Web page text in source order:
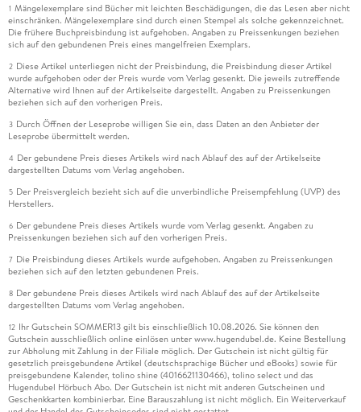
1 Mängelexemplare sind Bücher mit leichten Beschädigungen, die das Lesen aber nicht
einschränken. Mängelexemplare sind durch einen Stempel als solche gekennzeichnet.
Die frühere Buchpreisbindung ist aufgehoben. Angaben zu Preissenkungen beziehen
sich auf den gebundenen Preis eines mangelfreien Exemplars.
2 Diese Artikel unterliegen nicht der Preisbindung, die Preisbindung dieser Artikel
wurde aufgehoben oder der Preis wurde vom Verlag gesenkt. Die jeweils zutreffende
Alternative wird Ihnen auf der Artikelseite dargestellt. Angaben zu Preissenkungen
beziehen sich auf den vorherigen Preis.
3 Durch Öffnen der Leseprobe willigen Sie ein, dass Daten an den Anbieter der
Leseprobe übermittelt werden.
4 Der gebundene Preis dieses Artikels wird nach Ablauf des auf der Artikelseite
dargestellten Datums vom Verlag angehoben.
5 Der Preisvergleich bezieht sich auf die unverbindliche Preisempfehlung (UVP) des
Herstellers.
6 Der gebundene Preis dieses Artikels wurde vom Verlag gesenkt. Angaben zu
Preissenkungen beziehen sich auf den vorherigen Preis.
7 Die Preisbindung dieses Artikels wurde aufgehoben. Angaben zu Preissenkungen
beziehen sich auf den letzten gebundenen Preis.
8 Der gebundene Preis dieses Artikels wird nach Ablauf des auf der Artikelseite
dargestellten Datums vom Verlag angehoben.
12 Ihr Gutschein SOMMER13 gilt bis einschließlich 10.08.2026. Sie können den
Gutschein ausschließlich online einlösen unter www.hugendubel.de. Keine Bestellung
zur Abholung mit Zahlung in der Filiale möglich. Der Gutschein ist nicht gültig für
gesetzlich preisgebundene Artikel (deutschsprachige Bücher und eBooks) sowie für
preisgebundene Kalender, tolino shine (4016621130466), tolino select und das
Hugendubel Hörbuch Abo. Der Gutschein ist nicht mit anderen Gutscheinen und
Geschenkkarten kombinierbar. Eine Barauszahlung ist nicht möglich. Ein Weiterverkauf